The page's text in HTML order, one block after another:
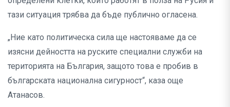
тази ситуация трябва да бъде публично огласена.
„Ние като политическа сила ще настояваме да се
изясни дейността на руските специални служби на
територията на България, защото това е пробив в
българската национална сигурност“, каза още
Атанасов.